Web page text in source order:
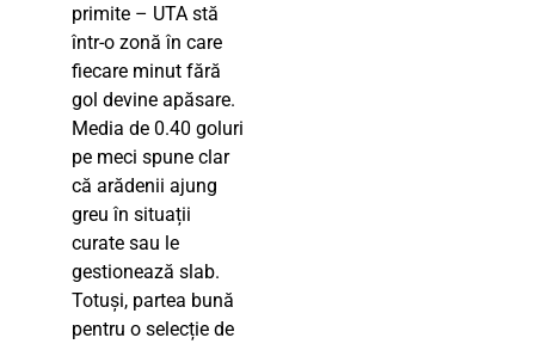
primite – UTA stă
într-o zonă în care
fiecare minut fără
gol devine apăsare.
Media de 0.40 goluri
pe meci spune clar
că arădenii ajung
greu în situații
curate sau le
gestionează slab.
Totuși, partea bună
pentru o selecție de